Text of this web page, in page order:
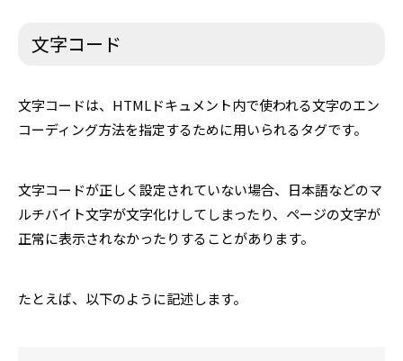
文字コード
文字コードは、HTMLドキュメント内で使われる文字のエン
コーディング方法を指定するために用いられるタグです。
文字コードが正しく設定されていない場合、日本語などのマ
ルチバイト文字が文字化けしてしまったり、ページの文字が
正常に表示されなかったりすることがあります。
たとえば、以下のように記述します。